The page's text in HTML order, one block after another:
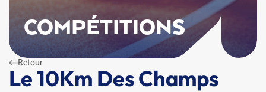
COMPÉTITIONS
Retour
Le 10Km Des Champs